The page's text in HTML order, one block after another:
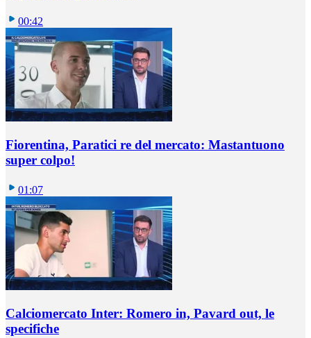
00:42
Fiorentina, Paratici re del mercato: Mastantuono
super colpo!
01:07
Calciomercato Inter: Romero in, Pavard out, le
specifiche